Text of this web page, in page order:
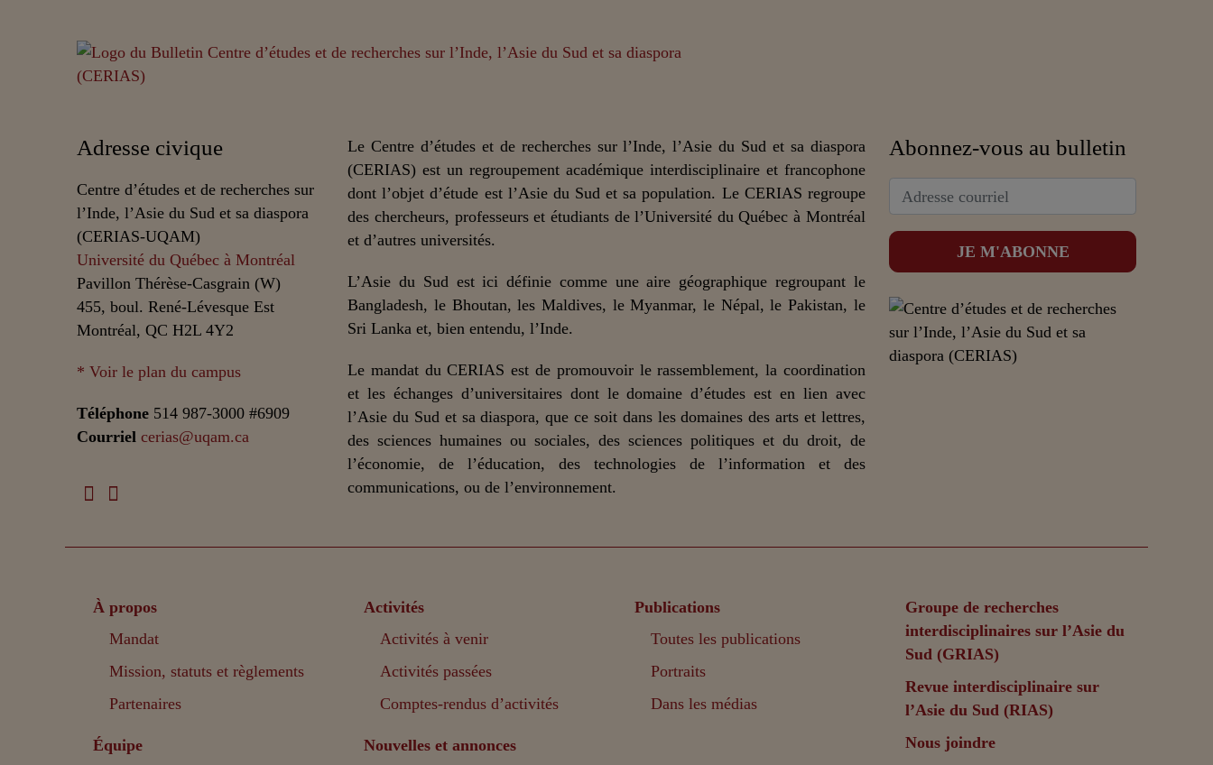
Adresse civique
Centre d’études et de recherches sur
l’Inde, l’Asie du Sud et sa diaspora
(CERIAS-UQAM)
Université du Québec à Montréal
Pavillon Thérèse-Casgrain (W)
455, boul. René-Lévesque Est
Montréal, QC H2L 4Y2
* Voir le plan du campus
Téléphone 514 987-3000 #6909
Courriel cerias@uqam.ca
Le Centre d’études et de recherches sur l’Inde, l’Asie du Sud et sa diaspora
(CERIAS) est un regroupement académique interdisciplinaire et francophone
dont l’objet d’étude est l’Asie du Sud et sa population. Le CERIAS regroupe
des chercheurs, professeurs et étudiants de l’Université du Québec à Montréal
et d’autres universités.
L’Asie du Sud est ici définie comme une aire géographique regroupant le
Bangladesh, le Bhoutan, les Maldives, le Myanmar, le Népal, le Pakistan, le
Sri Lanka et, bien entendu, l’Inde.
Le mandat du CERIAS est de promouvoir le rassemblement, la coordination
et les échanges d’universitaires dont le domaine d’études est en lien avec
l’Asie du Sud et sa diaspora, que ce soit dans les domaines des arts et lettres,
des sciences humaines ou sociales, des sciences politiques et du droit, de
l’économie, de l’éducation, des technologies de l’information et des
communications, ou de l’environnement.
Abonnez-vous au bulletin
À propos
Mandat
Mission, statuts et règlements
Partenaires
Équipe
Activités
Activités à venir
Activités passées
Comptes-rendus d’activités
Nouvelles et annonces
Publications
Toutes les publications
Portraits
Dans les médias
Groupe de recherches
interdisciplinaires sur l’Asie du
Sud (GRIAS)
Revue interdisciplinaire sur
l’Asie du Sud (RIAS)
Nous joindre